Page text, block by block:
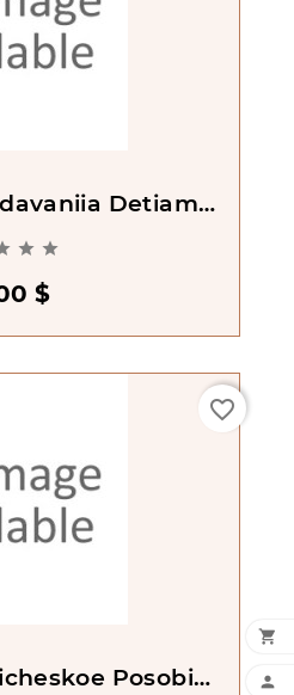
Detiam
 
$
Posobie
favorite_border

